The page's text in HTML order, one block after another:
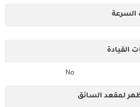
السرعة
القيادة
No
لمقعد السائق